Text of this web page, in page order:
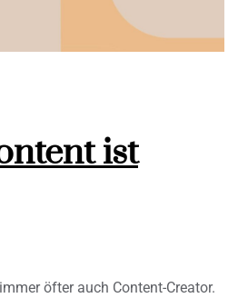
ist
öfter auch Content-Creator.